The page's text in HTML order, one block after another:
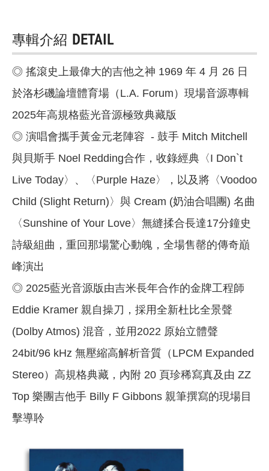
專輯介紹 DETAIL
◎ 搖滾史上最偉大的吉他之神 1969 年 4 月 26 日
於洛杉磯論壇體育場（L.A. Forum）現場音源專輯
2025年高規格藍光音源極致典藏版
◎ 演唱會攜手黃金元老陣容 - 鼓手 Mitch Mitchell
與貝斯手 Noel Redding合作，收錄經典〈I Don`t
Live Today〉、〈Purple Haze〉，以及將〈Voodoo
Child (Slight Return)〉與 Cream (奶油合唱團) 名曲
〈Sunshine of Your Love〉無縫揉合長達17分鐘史
詩級組曲，重回那場驚心動魄，全場售罄的傳奇巔
峰演出
◎ 2025藍光音源版由吉米長年合作的金牌工程師
Eddie Kramer 親自操刀，採用全新杜比全景聲
(Dolby Atmos) 混音，並用2022 原始立體聲
24bit/96 kHz 無壓縮高解析音質（LPCM Expanded
Stereo）高規格典藏，內附 20 頁珍稀寫真及由 ZZ
Top 樂團吉他手 Billy F Gibbons 親筆撰寫的現場目
擊導聆